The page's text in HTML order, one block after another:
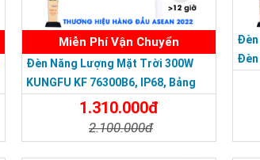
Miễn Phí Vận Chuyển
Đèn Năng Lượng Mặt Trời 300W
KUNGFU KF 76300B6, IP68, Bảng
1.310.000đ
2.100.000đ
Đèn
Đèn